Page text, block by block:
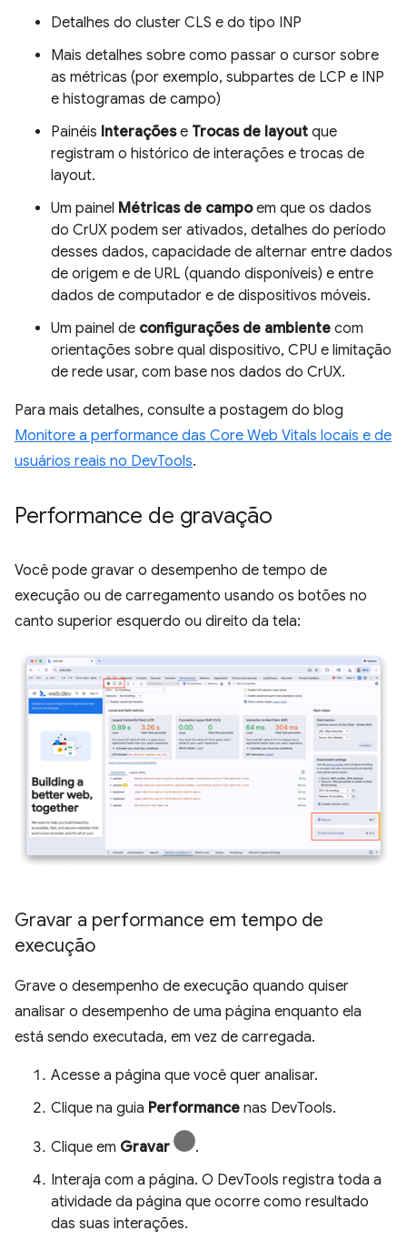
Detalhes do cluster CLS e do tipo INP
Mais detalhes sobre como passar o cursor sobre
as métricas (por exemplo, subpartes de LCP e INP
e histogramas de campo)
Painéis Interaçõese Trocas de layout que
registram o histórico de interações e trocas de
layout.
Um painel Métricas de campoem que os dados
do CrUX podem ser ativados, detalhes do período
desses dados, capacidade de alternar entre dados
de origem e de URL (quando disponíveis) e entre
dados de computador e de dispositivos móveis.
Um painel de configurações de ambiente com
orientações sobre qual dispositivo, CPU e limitação
de rede usar, com base nos dados do CrUX.
Para mais detalhes, consulte a postagem do blog
Monitore a performance das Core Web Vitals locais e de
usuários reais no DevTools.
Performance de gravação
Você pode gravar o desempenho de tempo de
execução ou de carregamento usando os botões no
canto superior esquerdo ou direito da tela:
Gravar a performance em tempo de
execução
Grave o desempenho de execução quando quiser
analisar o desempenho de uma página enquanto ela
está sendo executada, em vez de carregada.
Acesse a página que você quer analisar.
Clique na guia Performance nas DevTools.
Clique em Gravar
.
Interaja com a página. O DevTools registra toda a
atividade da página que ocorre como resultado
das suas interações.